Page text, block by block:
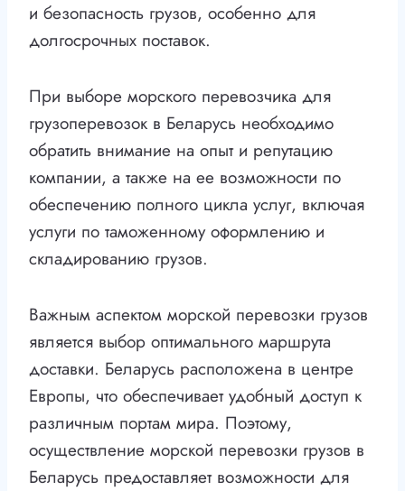
и безопасность грузов, особенно для
долгосрочных поставок.
При выборе морского перевозчика для
грузоперевозок в Беларусь необходимо
обратить внимание на опыт и репутацию
компании, а также на ее возможности по
обеспечению полного цикла услуг, включая
услуги по таможенному оформлению и
складированию грузов.
Важным аспектом морской перевозки грузов
является выбор оптимального маршрута
доставки. Беларусь расположена в центре
Европы, что обеспечивает удобный доступ к
различным портам мира. Поэтому,
осуществление морской перевозки грузов в
Беларусь предоставляет возможности для